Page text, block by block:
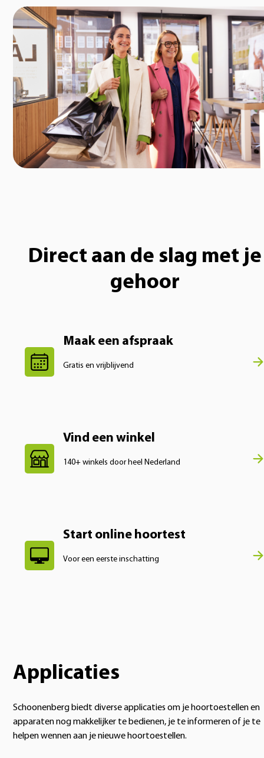
Direct aan de slag met je
gehoor
Maak een afspraak
Gratis en vrijblijvend
Vind een winkel
140+ winkels door heel Nederland
Start online hoortest
Voor een eerste inschatting
Applicaties
Schoonenberg biedt diverse applicaties om je hoortoestellen en
apparaten nog makkelijker te bedienen, je te informeren of je te
helpen wennen aan je nieuwe hoortoestellen.